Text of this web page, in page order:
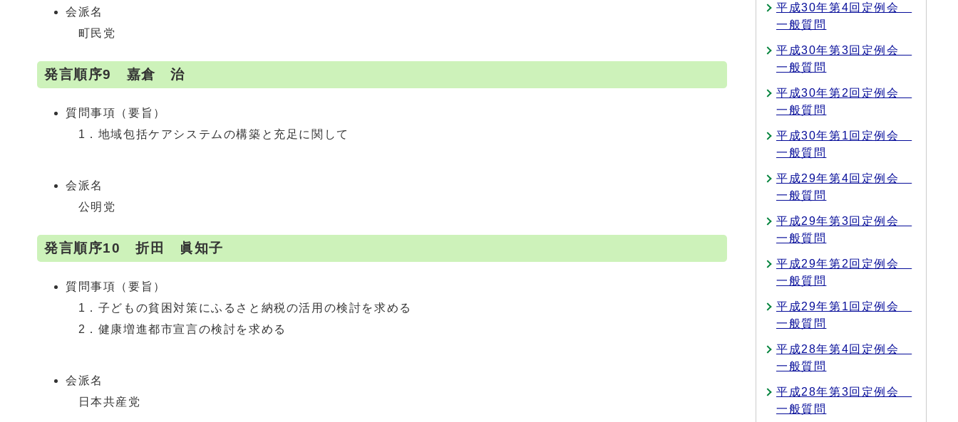
会派名
町民党
発言順序9 嘉倉 治
質問事項（要旨）
1．地域包括ケアシステムの構築と充足に関して
会派名
公明党
発言順序10 折田 眞知子
質問事項（要旨）
1．子どもの貧困対策にふるさと納税の活用の検討を求める
2．健康増進都市宣言の検討を求める
会派名
日本共産党
平成30年第4回定例会
一般質問
平成30年第3回定例会
一般質問
平成30年第2回定例会
一般質問
平成30年第1回定例会
一般質問
平成29年第4回定例会
一般質問
平成29年第3回定例会
一般質問
平成29年第2回定例会
一般質問
平成29年第1回定例会
一般質問
平成28年第4回定例会
一般質問
平成28年第3回定例会
一般質問